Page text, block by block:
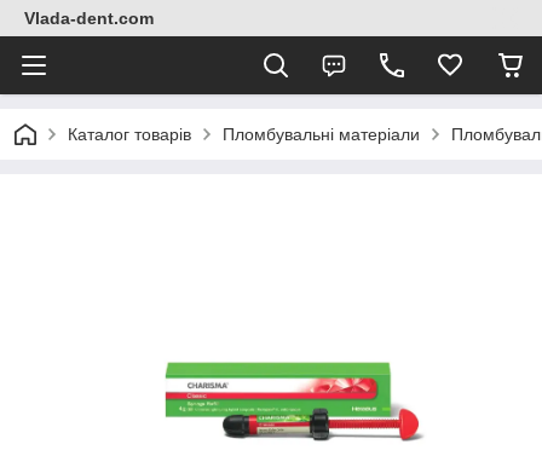
Vlada-dent.com
Каталог товарів Пломбувальні матеріали